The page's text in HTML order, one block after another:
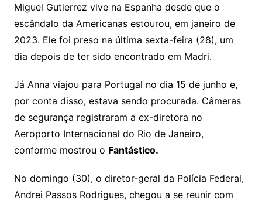
Miguel Gutierrez vive na Espanha desde que o
escândalo da Americanas estourou, em janeiro de
2023. Ele foi preso na última sexta-feira (28), um
dia depois de ter sido encontrado em Madri.
Já Anna viajou para Portugal no dia 15 de junho e,
por conta disso, estava sendo procurada. Câmeras
de segurança registraram a ex-diretora no
Aeroporto Internacional do Rio de Janeiro,
conforme mostrou o Fantástico.
No domingo (30), o diretor-geral da Polícia Federal,
Andrei Passos Rodrigues, chegou a se reunir com